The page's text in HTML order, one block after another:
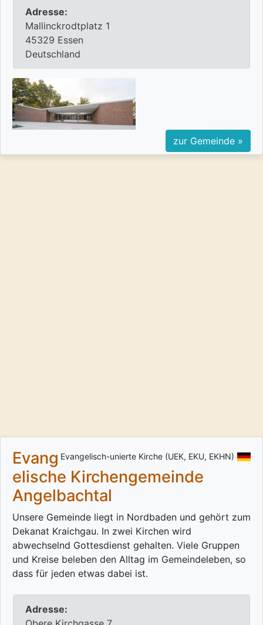
Adresse:
Mallinckrodtplatz 1
45329 Essen
Deutschland
zur Gemeinde »
Evangelisch-unierte Kirche (UEK, EKU, EKHN)
Evang
elische Kirchengemeinde
Angelbachtal
Unsere Gemeinde liegt in Nordbaden und gehört zum
Dekanat Kraichgau. In zwei Kirchen wird
abwechselnd Gottesdienst gehalten. Viele Gruppen
und Kreise beleben den Alltag im Gemeindeleben, so
dass für jeden etwas dabei ist.
Adresse: